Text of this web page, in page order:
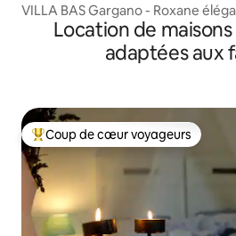
lo
VILLA BAS Gargano - Roxane
Location de
adaptées aux
Coups de cœur voyageurs les plus
Coup de cœur voyageurs